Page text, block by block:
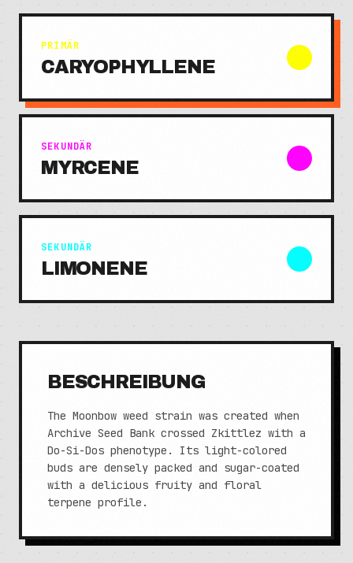
PRIMÄR
CARYOPHYLLENE
SEKUNDÄR
MYRCENE
SEKUNDÄR
LIMONENE
BESCHREIBUNG
The Moonbow weed strain was created when
Archive Seed Bank crossed Zkittlez with a
Do-Si-Dos phenotype. Its light-colored
buds are densely packed and sugar-coated
with a delicious fruity and floral
terpene profile.